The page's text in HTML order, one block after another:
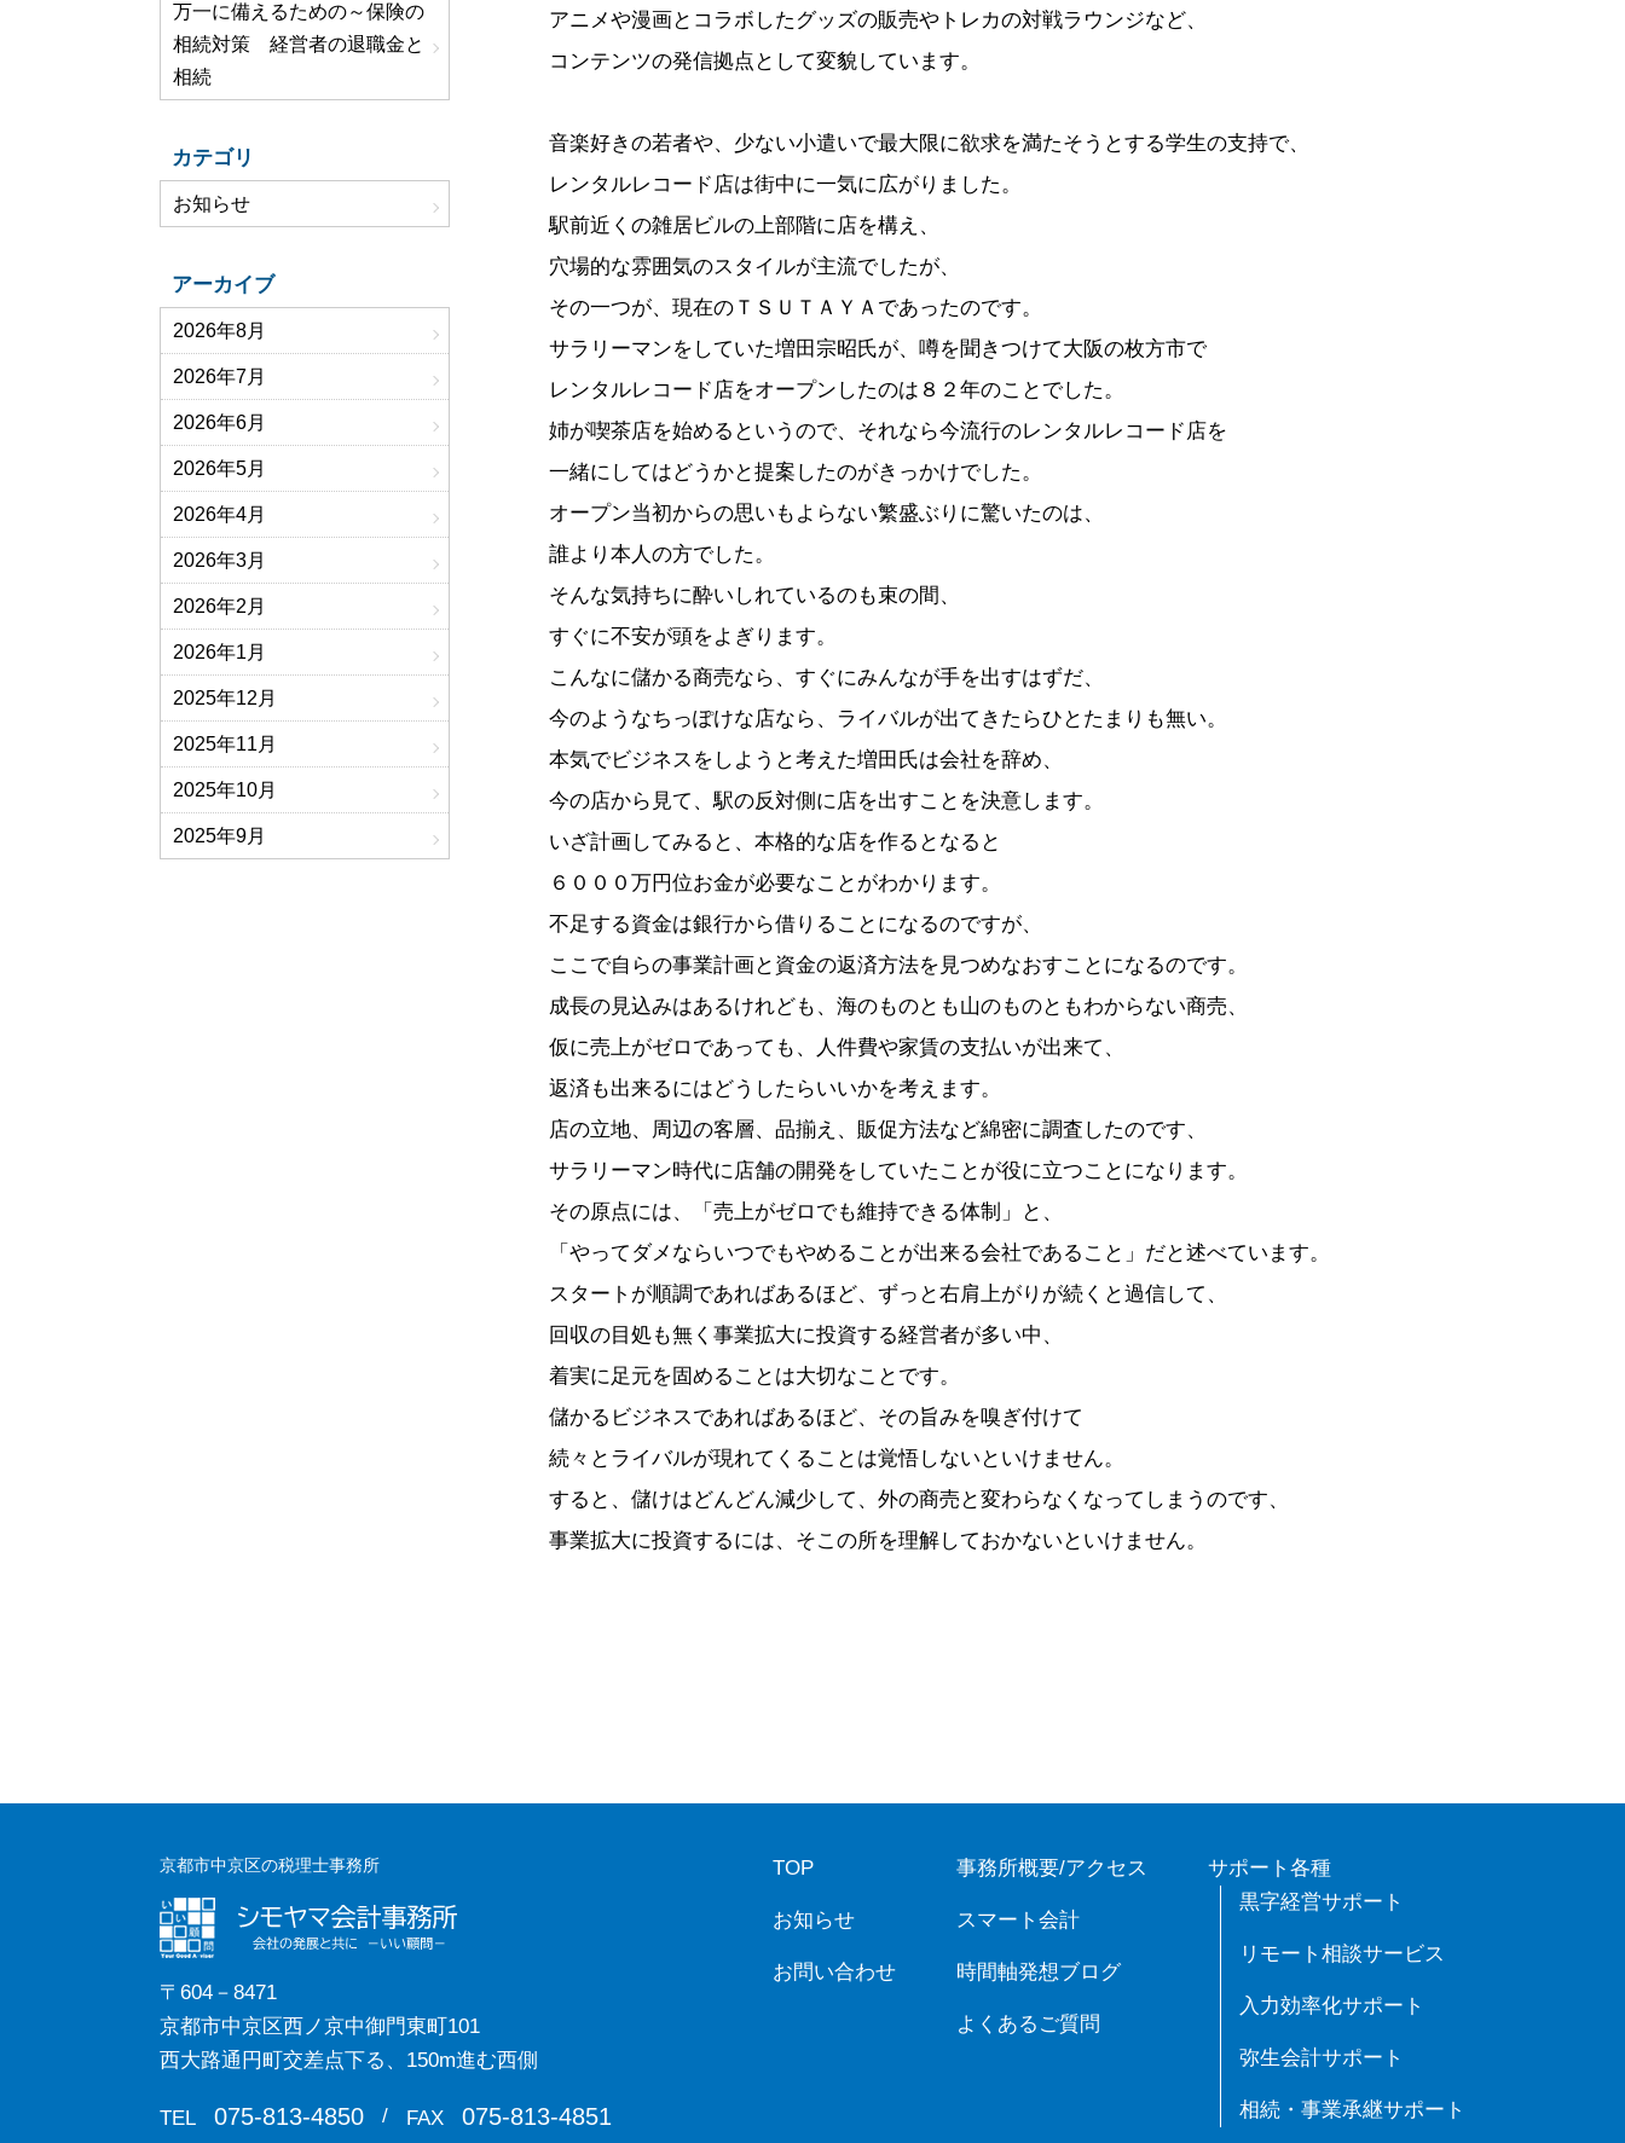
万一に備えるための～保険の
相続対策 経営者の退職金と
相続
カテゴリ
お知らせ
アーカイブ
2026年8月
2026年7月
2026年6月
2026年5月
2026年4月
2026年3月
2026年2月
2026年1月
2025年12月
2025年11月
2025年10月
2025年9月
アニメや漫画とコラボしたグッズの販売やトレカの対戦ラウンジなど、
コンテンツの発信拠点として変貌しています。
音楽好きの若者や、少ない小遣いで最大限に欲求を満たそうとする学生の支持で、
レンタルレコード店は街中に一気に広がりました。
駅前近くの雑居ビルの上部階に店を構え、
穴場的な雰囲気のスタイルが主流でしたが、
その一つが、現在のＴＳＵＴＡＹＡであったのです。
サラリーマンをしていた増田宗昭氏が、噂を聞きつけて大阪の枚方市で
レンタルレコード店をオープンしたのは８２年のことでした。
姉が喫茶店を始めるというので、それなら今流行のレンタルレコード店を
一緒にしてはどうかと提案したのがきっかけでした。
オープン当初からの思いもよらない繁盛ぶりに驚いたのは、
誰より本人の方でした。
そんな気持ちに酔いしれているのも束の間、
すぐに不安が頭をよぎります。
こんなに儲かる商売なら、すぐにみんなが手を出すはずだ、
今のようなちっぽけな店なら、ライバルが出てきたらひとたまりも無い。
本気でビジネスをしようと考えた増田氏は会社を辞め、
今の店から見て、駅の反対側に店を出すことを決意します。
いざ計画してみると、本格的な店を作るとなると
６０００万円位お金が必要なことがわかります。
不足する資金は銀行から借りることになるのですが、
ここで自らの事業計画と資金の返済方法を見つめなおすことになるのです。
成長の見込みはあるけれども、海のものとも山のものともわからない商売、
仮に売上がゼロであっても、人件費や家賃の支払いが出来て、
返済も出来るにはどうしたらいいかを考えます。
店の立地、周辺の客層、品揃え、販促方法など綿密に調査したのです、
サラリーマン時代に店舗の開発をしていたことが役に立つことになります。
その原点には、「売上がゼロでも維持できる体制」と、
「やってダメならいつでもやめることが出来る会社であること」だと述べています。
スタートが順調であればあるほど、ずっと右肩上がりが続くと過信して、
回収の目処も無く事業拡大に投資する経営者が多い中、
着実に足元を固めることは大切なことです。
儲かるビジネスであればあるほど、その旨みを嗅ぎ付けて
続々とライバルが現れてくることは覚悟しないといけません。
すると、儲けはどんどん減少して、外の商売と変わらなくなってしまうのです、
事業拡大に投資するには、そこの所を理解しておかないといけません。
京都市中京区の税理士事務所
〒604－8471
京都市中京区西ノ京中御門東町101
西大路通円町交差点下る、150m進む西側
TEL 075-813-4850 / FAX 075-813-4851
TOP
お知らせ
お問い合わせ
事務所概要/アクセス
スマート会計
時間軸発想ブログ
よくあるご質問
サポート各種
黒字経営サポート
リモート相談サービス
入力効率化サポート
弥生会計サポート
相続・事業承継サポート